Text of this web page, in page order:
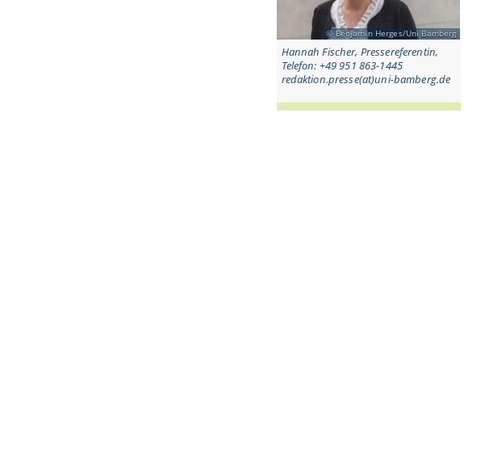
Benjamin Herges/Uni Bamberg
Hannah Fischer, Pressereferentin,
Telefon: +49 951 863-1445
redaktion.presse(at)uni-bamberg.de